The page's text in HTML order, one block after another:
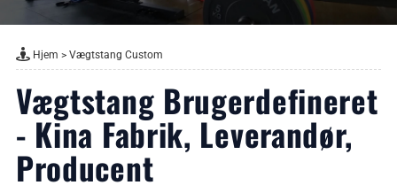
Hjem > Vægtstang Custom
Vægtstang Brugerdefineret
- Kina Fabrik, Leverandør,
Producent